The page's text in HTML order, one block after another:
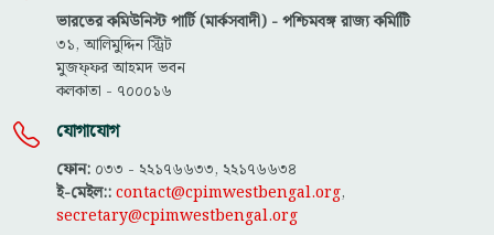
ভারতের কমিউনিস্ট পার্টি (মার্কসবাদী) - পশ্চিমবঙ্গ রাজ্য কমিটিি
৩১, আলিমুদ্দিন স্ট্রিট
মুজফ্ফ‌র আহমদ ভবন
কলকাতা - ৭০০০১৬
যোগাযোগ
ফোন: ০৩৩ - ২২১৭৬৬৩৩, ২২১৭৬৬৩৪
ই-মেইল::contact@cpimwestbengal.org,
secretary@cpimwestbengal.org